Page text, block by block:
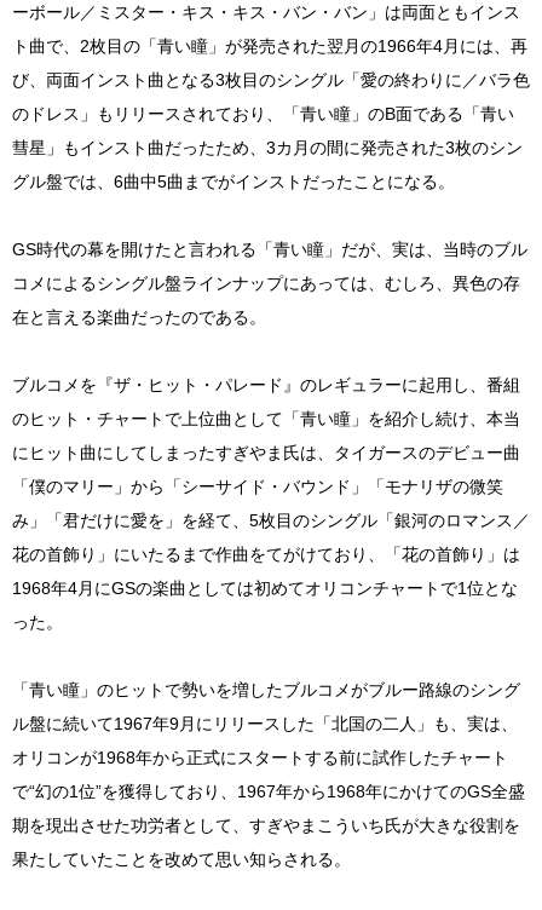
ーボール／ミスター・キス・キス・バン・バン」は両面ともインス
ト曲で、2枚目の「青い瞳」が発売された翌月の1966年4月には、再
び、両面インスト曲となる3枚目のシングル「愛の終わりに／バラ色
のドレス」もリリースされており、「青い瞳」のB面である「青い
彗星」もインスト曲だったため、3カ月の間に発売された3枚のシン
グル盤では、6曲中5曲までがインストだったことになる。
GS時代の幕を開けたと言われる「青い瞳」だが、実は、当時のブル
コメによるシングル盤ラインナップにあっては、むしろ、異色の存
在と言える楽曲だったのである。
ブルコメを『ザ・ヒット・パレード』のレギュラーに起用し、番組
のヒット・チャートで上位曲として「青い瞳」を紹介し続け、本当
にヒット曲にしてしまったすぎやま氏は、タイガースのデビュー曲
「僕のマリー」から「シーサイド・バウンド」「モナリザの微笑
み」「君だけに愛を」を経て、5枚目のシングル「銀河のロマンス／
花の首飾り」にいたるまで作曲をてがけており、「花の首飾り」は
1968年4月にGSの楽曲としては初めてオリコンチャートで1位とな
った。
「青い瞳」のヒットで勢いを増したブルコメがブルー路線のシング
ル盤に続いて1967年9月にリリースした「北国の二人」も、実は、
オリコンが1968年から正式にスタートする前に試作したチャート
で“幻の1位”を獲得しており、1967年から1968年にかけてのGS全盛
期を現出させた功労者として、すぎやまこういち氏が大きな役割を
果たしていたことを改めて思い知らされる。